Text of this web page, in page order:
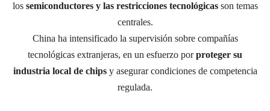
los semiconductores y las restricciones tecnológicasson temas
centrales.
China ha intensificado la supervisión sobre compañías
tecnológicas extranjeras, en un esfuerzo porproteger su
industria local de chipsy asegurar condiciones de competencia
regulada.